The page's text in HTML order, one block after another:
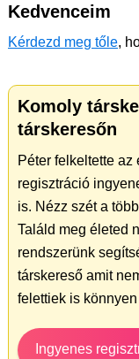
Kedvenceim
Kérdezd meg tőle,
Komoly
társkeresőn
Péter felkeltette
regisztráció
is. Nézz szét a
Találd meg életed
rendszerünk
társkereső amit
felettiek is
Ingyenes